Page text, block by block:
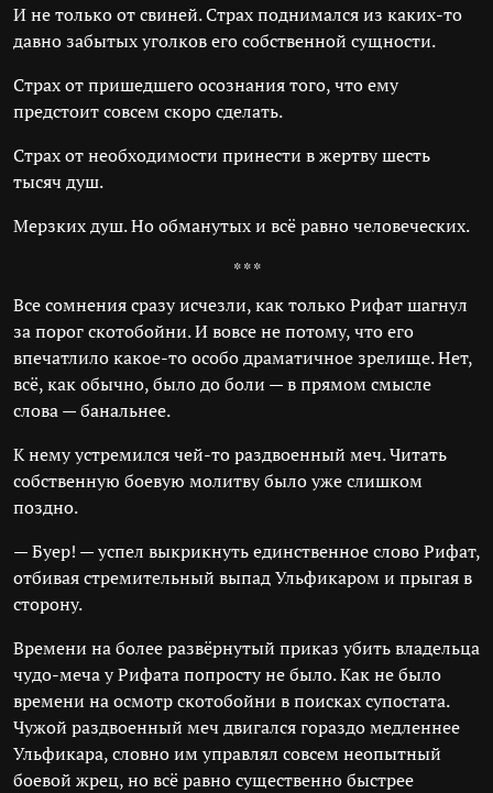
И не только от свиней. Страх поднимался из каких-то
давно забытых уголков его собственной сущности.
Страх от пришедшего осознания того, что ему
предстоит совсем скоро сделать.
Страх от необходимости принести в жертву шесть
тысяч душ.
Мерзких душ. Но обманутых и всё равно человеческих.
* * *
Все сомнения сразу исчезли, как только Рифат шагнул
за порог скотобойни. И вовсе не потому, что его
впечатлило какое-то особо драматичное зрелище. Нет,
всё, как обычно, было до боли — в прямом смысле
слова — банальнее.
К нему устремился чей-то раздвоенный меч. Читать
собственную боевую молитву было уже слишком
поздно.
— Буер! — успел выкрикнуть единственное слово Рифат,
отбивая стремительный выпад Ульфикаром и прыгая в
сторону.
Времени на более развёрнутый приказ убить владельца
чудо-меча у Рифата попросту не было. Как не было
времени на осмотр скотобойни в поисках супостата.
Чужой раздвоенный меч двигался гораздо медленнее
Ульфикара, словно им управлял совсем неопытный
боевой жрец, но всё равно существенно быстрее